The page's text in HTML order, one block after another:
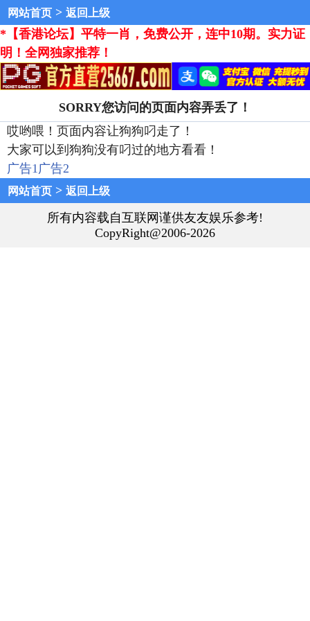
网站首页 > 返回上级
*【香港论坛】平特一肖，免费公开，连中10期。实力证
明！全网独家推荐！
SORRY您访问的页面内容弄丢了！
哎哟喂！页面内容让狗狗叼走了！
大家可以到狗狗没有叼过的地方看看！
广告1广告2
网站首页 > 返回上级
所有内容载自互联网谨供友友娱乐参考!
CopyRight@2006-2026